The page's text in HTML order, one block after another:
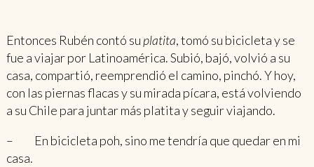
Entonces Rubén contó su platita, tomó su bicicleta y se
fue a viajar por Latinoamérica. Subió, bajó, volvió a su
casa, compartió, reemprendió el camino, pinchó. Y hoy,
con las piernas flacas y su mirada pícara, está volviendo
a su Chile para juntar más platita y seguir viajando.
– En bicicleta poh, sino me tendría que quedar en mi
casa.